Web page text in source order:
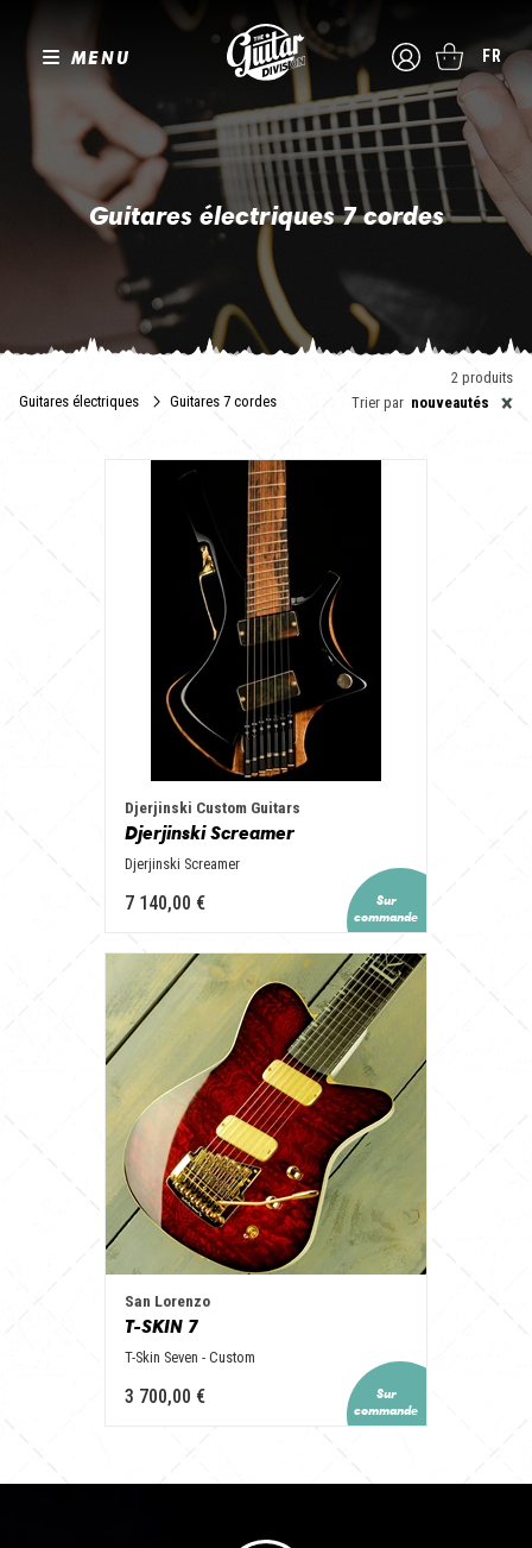
MENU FR
Guitares électriques 7 cordes
Guitare Solid Body 7 cordes : certainement pas pour jouer des
berceuses !
A manche vissé ou conducteur, avec un floyd ou un chevalet fixe,
micros actifs ou passifs, headless ou standard, multiscale ou non,
The Guitar Division est votre allié pour trouver votre arme de
Vous pourrez alors reprendre les meilleurs riffs de Korn, Petrucci
ou Tosin Abasi sans oublier de shredder comme Steve Vaï.
Guitares électriques Guitares 7 cordes
2 produits
Trier par
×
nouveautés
Djerjinski Custom Guitars
Djerjinski Screamer
Djerjinski Screamer
7 140,00 €
San Lorenzo
T-SKIN 7
T-Skin Seven - Custom
3 700,00 €